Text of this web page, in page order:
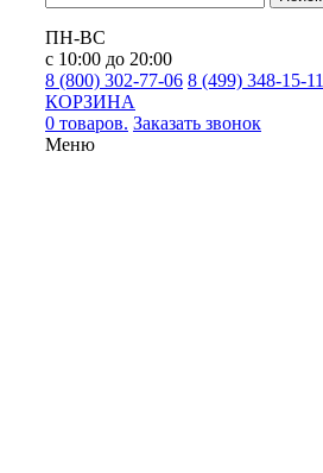
ПН-ВС
с 10:00 до 20:00
8 (800) 302-77-06 8 (499) 348-15-11
КОРЗИНА
0 товаров. Заказать звонок
Меню